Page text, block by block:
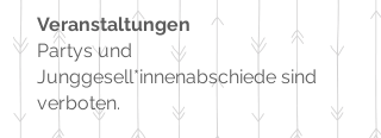
Veranstaltungen
Partys und
Junggesell*innenabschiede sind
verboten.